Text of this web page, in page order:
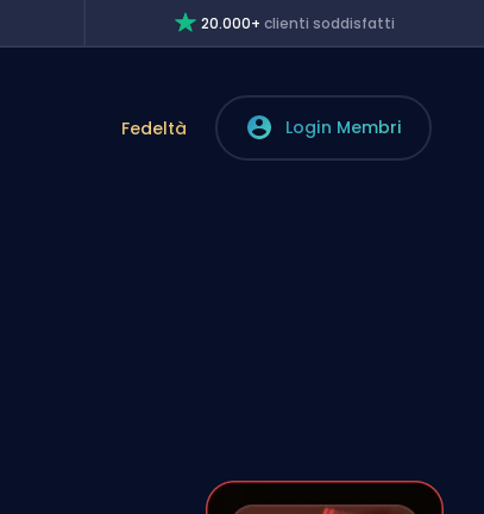
20.000+clienti soddisfatti
Fedeltà Login Membri